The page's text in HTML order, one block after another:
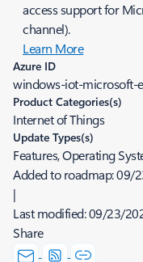
access support for
channel).
Learn More
Azure ID
windows-iot-microsoft-
Product Categories(s)
Internet of Things
Update Types(s)
Features, Operating
Added to roadmap:09/
|
Last modified:09/23/
Share